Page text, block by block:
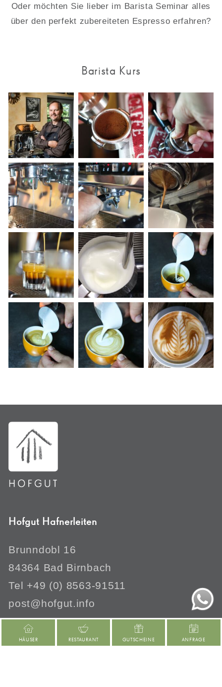
Oder möchten Sie lieber im Barista Seminar alles
über den perfekt zubereiteten Espresso erfahren?
Barista Kurs
Hofgut Hafnerleiten
Brunndobl 16
84364 Bad Birnbach
Tel +49 (0) 8563-91511
post@hofgut.info
HÄUSER RESTAURANT GUTSCHEINE ANFRAGE